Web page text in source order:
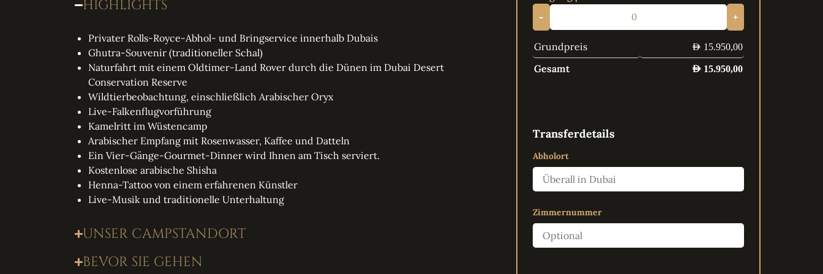
HIGHLIGHTS
Privater Rolls-Royce-Abhol- und Bringservice innerhalb Dubais
Ghutra-Souvenir (traditioneller Schal)
Naturfahrt mit einem Oldtimer-Land Rover durch die Dünen im Dubai Desert
Conservation Reserve
Wildtierbeobachtung, einschließlich Arabischer Oryx
Live-Falkenflugvorführung
Kamelritt im Wüstencamp
Arabischer Empfang mit Rosenwasser, Kaffee und Datteln
Ein Vier-Gänge-Gourmet-Dinner wird Ihnen am Tisch serviert.
Kostenlose arabische Shisha
Henna-Tattoo von einem erfahrenen Künstler
Live-Musik und traditionelle Unterhaltung
UNSER CAMPSTANDORT
BEVOR SIE GEHEN
-
+
Grundpreis AED 15.950,00
Gesamt AED 15.950,00
Transferdetails
Abholort
Zimmernummer